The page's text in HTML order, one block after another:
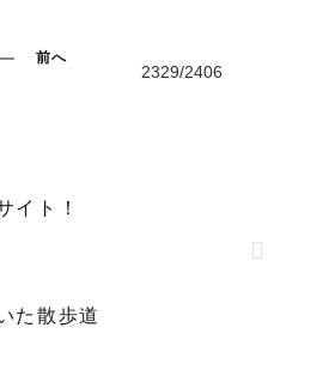
前へ
イト！
た散歩道